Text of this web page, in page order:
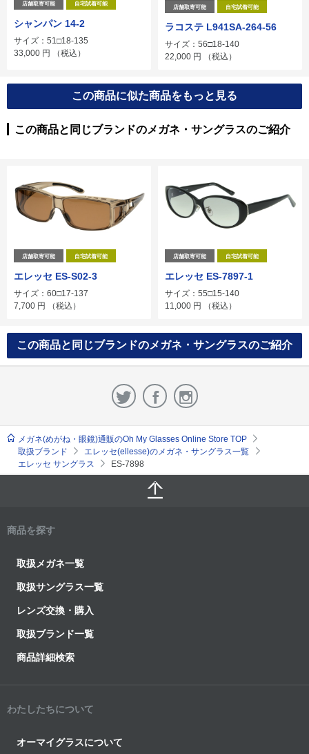
店舗取寄可能 自宅試着可能
シャンパン 14-2
サイズ：51□18-135
33,000 円 （税込）
店舗取寄可能 自宅試着可能
ラコステ L941SA-264-56
サイズ：56□18-140
22,000 円 （税込）
この商品に似た商品をもっと見る
この商品と同じブランドのメガネ・サングラスのご紹介
店舗取寄可能 自宅試着可能
エレッセ ES-S02-3
サイズ：60□17-137
7,700 円 （税込）
店舗取寄可能 自宅試着可能
エレッセ ES-7897-1
サイズ：55□15-140
11,000 円 （税込）
この商品と同じブランドのメガネ・サングラスのご紹介
メガネ(めがね・眼鏡)通販のOh My Glasses Online Store TOP
取扱ブランド
エレッセ(ellesse)のメガネ・サングラス一覧
エレッセ サングラス
ES-7898
商品を探す
取扱メガネ一覧
取扱サングラス一覧
レンズ交換・購入
取扱ブランド一覧
商品詳細検索
わたしたちについて
オーマイグラスについて